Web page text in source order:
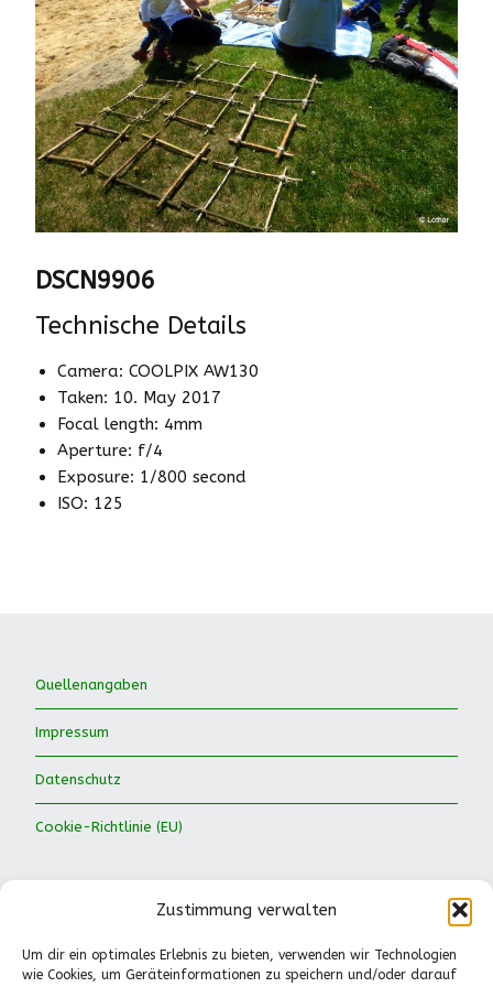
Zustimmung verwalten
Um dir ein optimales Erlebnis zu bieten, verwenden wir Technologien
wie Cookies, um Geräteinformationen zu speichern und/oder darauf
DSCN9906
Technische Details
Camera: COOLPIX AW130
Taken: 10. May 2017
Focal length: 4mm
Aperture: f/4
Exposure: 1/800 second
ISO: 125
Quellenangaben
Impressum
Datenschutz
Cookie-Richtlinie (EU)